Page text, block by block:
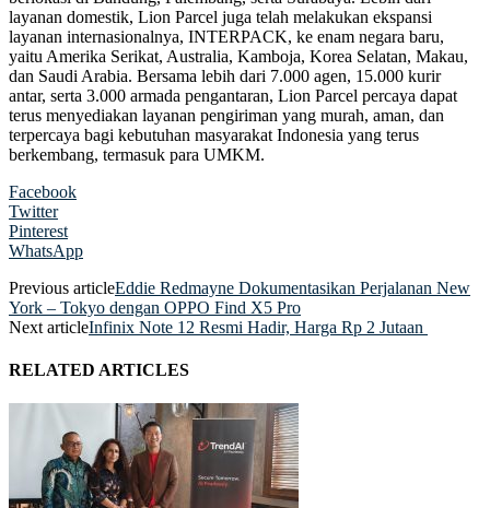
layanan domestik, Lion Parcel juga telah melakukan ekspansi
layanan internasionalnya, INTERPACK, ke enam negara baru,
yaitu Amerika Serikat, Australia, Kamboja, Korea Selatan, Makau,
dan Saudi Arabia. Bersama lebih dari 7.000 agen, 15.000 kurir
antar, serta 3.000 armada pengantaran, Lion Parcel percaya dapat
terus menyediakan layanan pengiriman yang murah, aman, dan
terpercaya bagi kebutuhan masyarakat Indonesia yang terus
berkembang, termasuk para UMKM.
Facebook
Twitter
Pinterest
WhatsApp
Previous articleEddie Redmayne Dokumentasikan Perjalanan New
York – Tokyo dengan OPPO Find X5 Pro
Next articleInfinix Note 12 Resmi Hadir, Harga Rp 2 Jutaan
RELATED ARTICLES